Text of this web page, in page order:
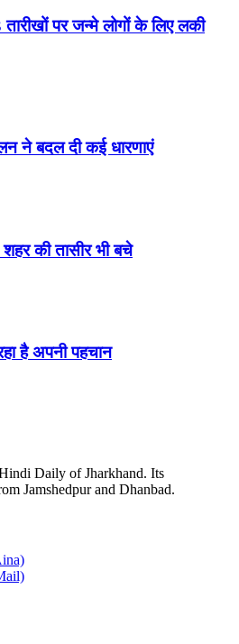
पर जन्मे लोगों के लिए लकी
ने बदल दी कई धारणाएं
की तासीर भी बचे
है अपनी पहचान
Daily of Jharkhand. Its
Jamshedpur and Dhanbad.